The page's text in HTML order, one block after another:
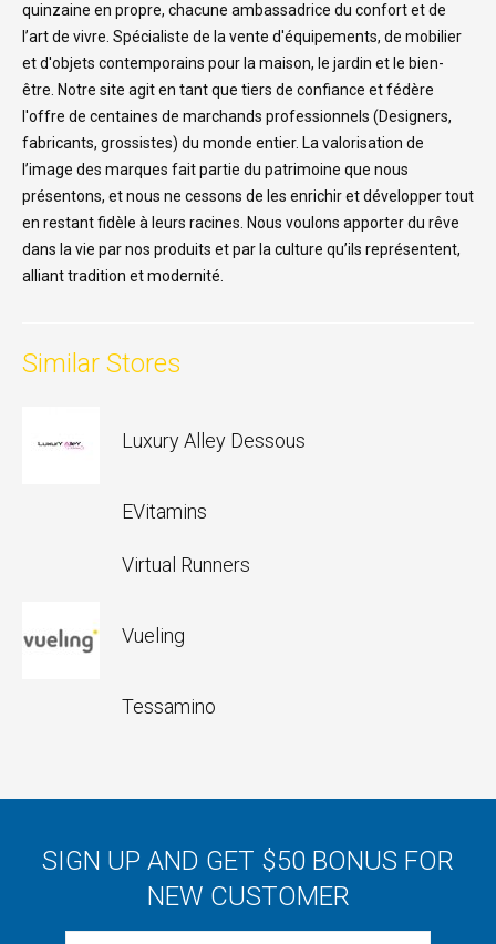
quinzaine en propre, chacune ambassadrice du confort et de
l’art de vivre. Spécialiste de la vente d'équipements, de mobilier
et d'objets contemporains pour la maison, le jardin et le bien-
être. Notre site agit en tant que tiers de confiance et fédère
l'offre de centaines de marchands professionnels (Designers,
fabricants, grossistes) du monde entier. La valorisation de
l’image des marques fait partie du patrimoine que nous
présentons, et nous ne cessons de les enrichir et développer tout
en restant fidèle à leurs racines. Nous voulons apporter du rêve
dans la vie par nos produits et par la culture qu’ils représentent,
alliant tradition et modernité.
Similar Stores
Luxury Alley Dessous
EVitamins
Virtual Runners
Vueling
Tessamino
SIGN UP AND GET $50 BONUS FOR
NEW CUSTOMER